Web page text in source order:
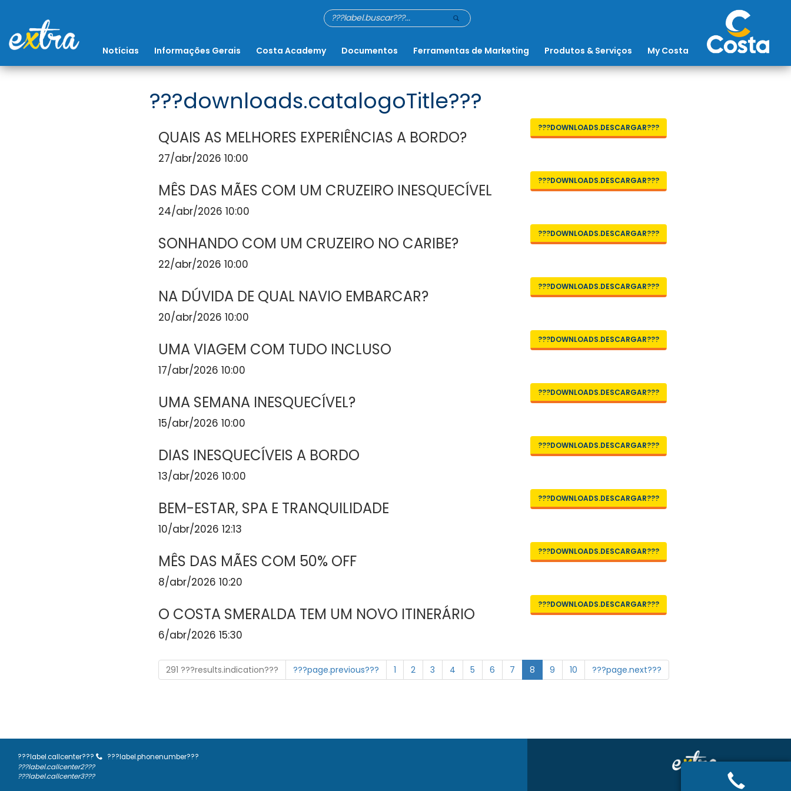
Notícias Informações Gerais Costa Academy Documentos Ferramentas de Marketing Produtos & Serviços My Costa
???downloads.catalogoTitle???
QUAIS AS MELHORES EXPERIÊNCIAS A BORDO?
27/abr/2026 10:00
???DOWNLOADS.DESCARGAR???
MÊS DAS MÃES COM UM CRUZEIRO INESQUECÍVEL
24/abr/2026 10:00
???DOWNLOADS.DESCARGAR???
SONHANDO COM UM CRUZEIRO NO CARIBE?
22/abr/2026 10:00
???DOWNLOADS.DESCARGAR???
NA DÚVIDA DE QUAL NAVIO EMBARCAR?
20/abr/2026 10:00
???DOWNLOADS.DESCARGAR???
UMA VIAGEM COM TUDO INCLUSO
17/abr/2026 10:00
???DOWNLOADS.DESCARGAR???
UMA SEMANA INESQUECÍVEL?
15/abr/2026 10:00
???DOWNLOADS.DESCARGAR???
DIAS INESQUECÍVEIS A BORDO
13/abr/2026 10:00
???DOWNLOADS.DESCARGAR???
BEM-ESTAR, SPA E TRANQUILIDADE
10/abr/2026 12:13
???DOWNLOADS.DESCARGAR???
MÊS DAS MÃES COM 50% OFF
8/abr/2026 10:20
???DOWNLOADS.DESCARGAR???
O COSTA SMERALDA TEM UM NOVO ITINERÁRIO
6/abr/2026 15:30
???DOWNLOADS.DESCARGAR???
291 ???results.indication??? ???page.previous??? 1 2 3 4 5 6 7 8 9 10 ???page.next???
???label.callcenter???
???label.phonenumber???
???label.callcenter2???
???label.callcenter3???